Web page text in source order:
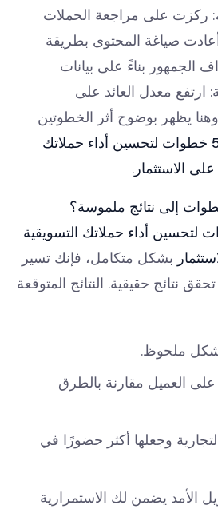
: ركزت على مراجعة الحملات
أعادت صياغة المحتوى بطريقة
الجمهور بناءً على بيانات
ارتفع معدل العائد على
بنسبة 40%. وهنا يظهر بوضوح أثر الخطوتين
5 خطوات لتحسين أداء حملاتك
على الاستثمار.
إلى نتائج ملموسة؟
لتحسين أداء حملاتك التسويقية
بشكل متكامل، فإنك تسير
نتائج حقيقية. النتائج المتوقعة
ملحوظ.
العميل مقارنة بالطرق
وجعلها أكثر حضورًا في
الأمد يضمن لك الاستمرارية